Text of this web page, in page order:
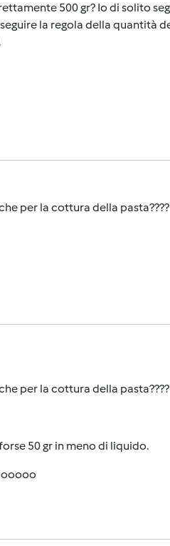
500 gr? Io di solito
la regola della quantità
per la cottura della pasta????
per la cottura della pasta????
50 gr in meno di liquido.